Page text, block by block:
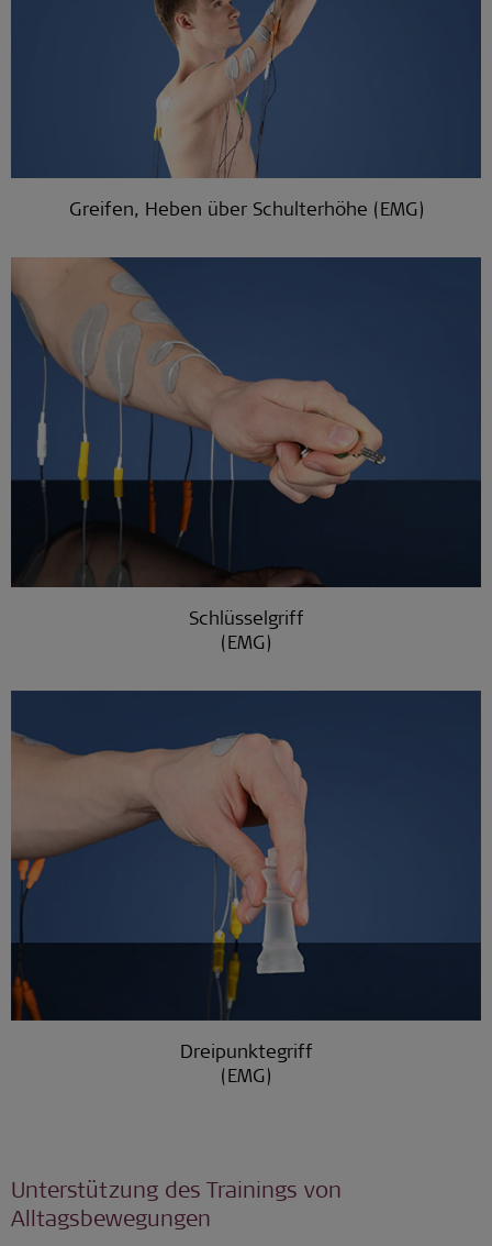
Greifen, Heben über Schulterhöhe (EMG)
Schlüsselgriff
(EMG)
Dreipunktegriff
(EMG)
Unterstützung des Trainings von
Alltagsbewegungen